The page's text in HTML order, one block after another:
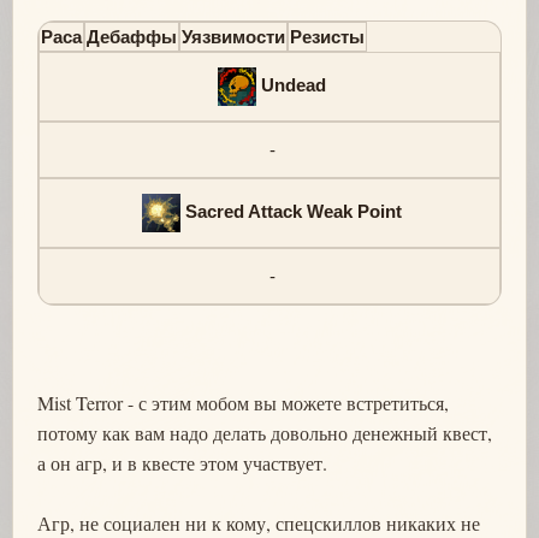
Раса Дебаффы Уязвимости Резисты
Undead
-
Sacred Attack Weak Point
-
Mist Terror - с этим мобом вы можете встретиться,
потому как вам надо делать довольно денежный квест,
а он агр, и в квесте этом участвует.
Агр, не социален ни к кому, спецскиллов никаких не